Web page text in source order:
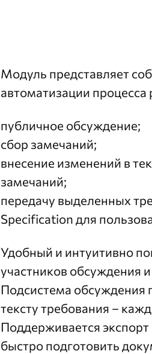
Модуль представляет
автоматизации процесса
публичное обсуждение;
сбор замечаний;
внесение изменений в
замечаний;
передачу выделенных
Specification для
Удобный и интуитивно
участников обсуждения
Подсистема обсуждения
тексту требования –
Поддерживается
быстро подготовить